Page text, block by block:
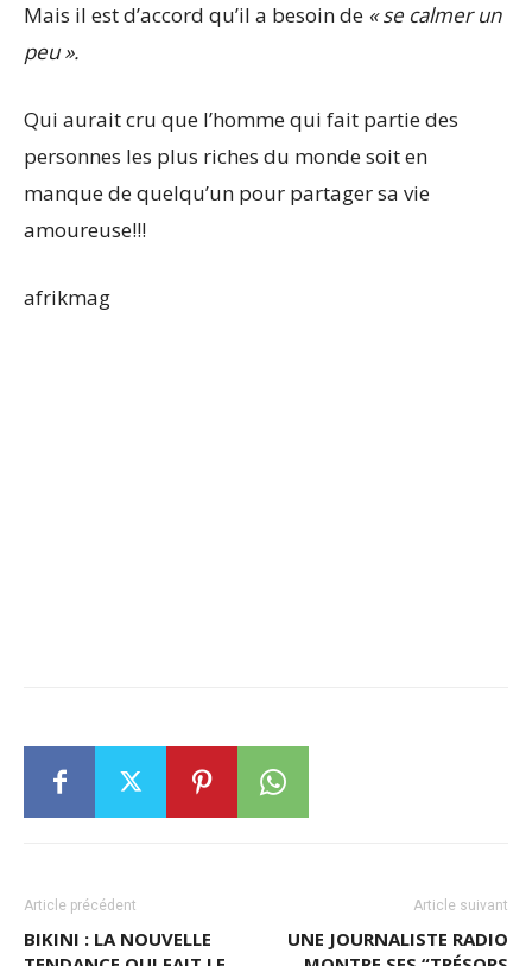
Mais il est d’accord qu’il a besoin de « se calmer un
peu ».
Qui aurait cru que l’homme qui fait partie des
personnes les plus riches du monde soit en
manque de quelqu’un pour partager sa vie
amoureuse!!!
afrikmag
Article précédent
BIKINI : LA NOUVELLE
Article suivant
UNE JOURNALISTE RADIO